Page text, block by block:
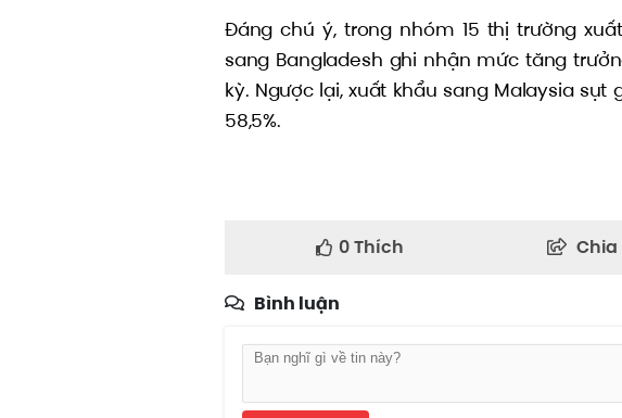
Đáng chú ý, trong nhóm 15 thị trường
sang Bangladesh ghi nhận mức tăng
kỳ. Ngược lại, xuất khẩu sang Malaysia
58,5%.
0Thích Chia
Bình luận